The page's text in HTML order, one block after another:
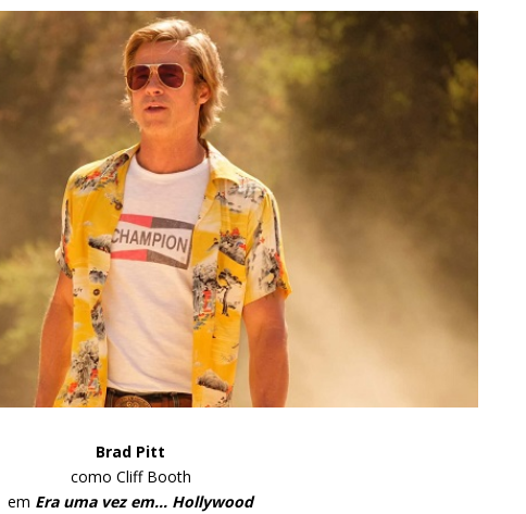
Brad Pitt
como Cliff Booth
em Era uma vez em... Hollywood